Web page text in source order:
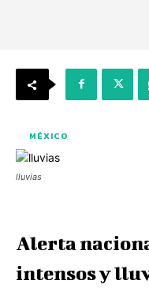
MÉXICO
lluvias
Alerta
intensos y